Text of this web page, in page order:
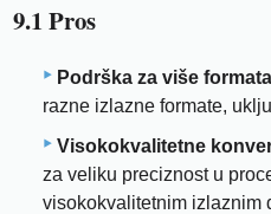
9.1 Pros
Podrška za više
razne izlazne formate,
Visokokvalitetne
za veliku preciznost u
visokokvalitetnim izlaznim